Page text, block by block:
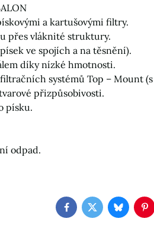
a kartušovými filtry.
přes vláknité struktury.
ve spojích a na těsnění).
díky nízké hmotnosti.
systémů Top – Mount
přizpůsobivosti.
písku.
odpad.
FacebookTwitterBluesky